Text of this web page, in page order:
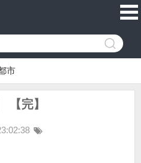
市
【完】